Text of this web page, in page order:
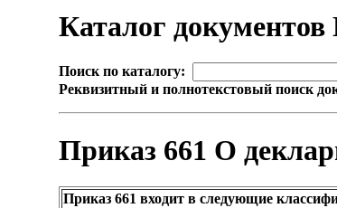
Каталог документов
Поиск по каталогу:
Реквизитный и полнотекстовый поиск
Приказ 661 О
Приказ 661 входит в следующие